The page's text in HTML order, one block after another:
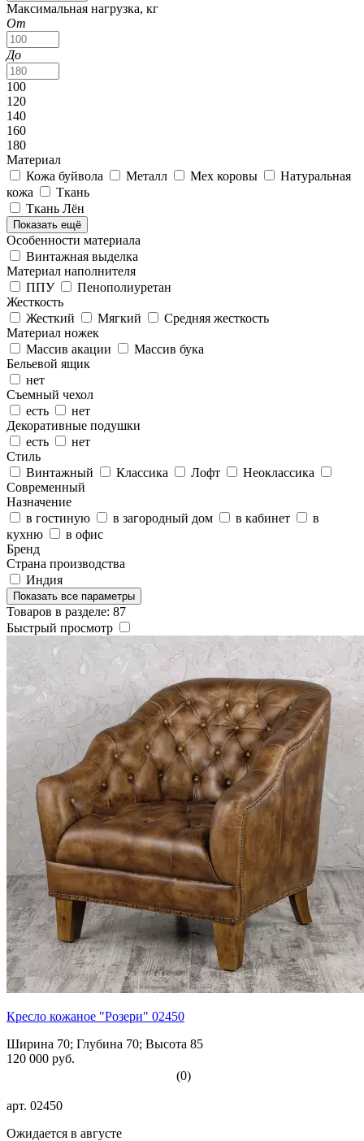
Максимальная нагрузка, кг
От
До
100
120
140
160
180
Материал
Кожа буйвола
Металл Мех коровы
Натуральная
кожа
Ткань
Ткань Лён
Показать ещё
Особенности материала
Винтажная выделка
Материал наполнителя
ППУ
Пенополиуретан
Жесткость
Жесткий
Мягкий
Средняя жесткость
Материал ножек
Массив акации
Массив бука
Бельевой ящик
нет
Съемный чехол
есть
нет
Декоративные подушки
есть
нет
Стиль
Винтажный
Классика Лофт
Неоклассика
Современный
Назначение
в гостиную
в загородный дом в кабинет
в
кухню
в офис
Бренд
Страна производства
Индия
Показать все параметры
Товаров в разделе: 87
Быстрый просмотр
Кресло кожаное "Розери" 02450
Ширина 70; Глубина 70; Высота 85
120 000 руб.
(0)
арт. 02450
Ожидается в августе